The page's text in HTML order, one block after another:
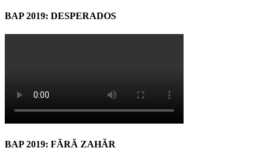
BAP 2019: DESPERADOS
BAP 2019: FĂRĂ ZAHĂR